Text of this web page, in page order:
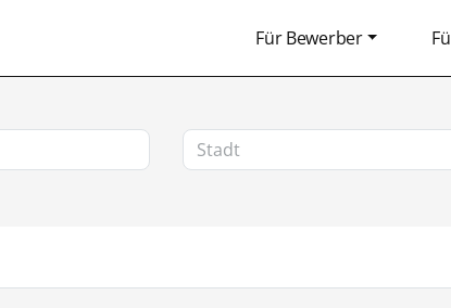
Für Bewerber